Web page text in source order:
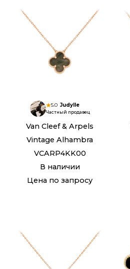
5.0 Judylle
Частный продавец
Van Cleef & Arpels
Vintage Alhambra
VCARP4KK00
В наличии
Цена по запросу